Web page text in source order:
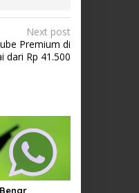
Next post
Premium di
dari Rp 41.500